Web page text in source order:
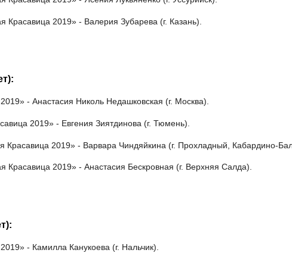
2019» - Валерия Зубарева (г. Казань).
- Анастасия Николь Недашковская (г. Москва).
2019» - Евгения Зиятдинова (г. Тюмень).
Красавица 2019» - Варвара Чиндяйкина (г. Прохладный, Кабардино-
Красавица 2019» - Анастасия Бескровная (г. Верхняя Салда).
- Камилла Канукоева (г. Нальчик).